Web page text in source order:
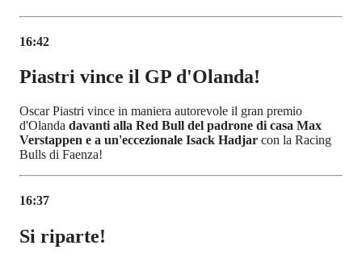
16:42
Piastri vince il GP d'Olanda!
Oscar Piastri vince in maniera autorevole il gran premio
d'Olanda davanti alla Red Bull del padrone di casa Max
Verstappen e a un'eccezionale Isack Hadjar con la Racing
Bulls di Faenza!
16:37
Si riparte!